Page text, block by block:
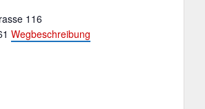
116
Wegbeschreibung